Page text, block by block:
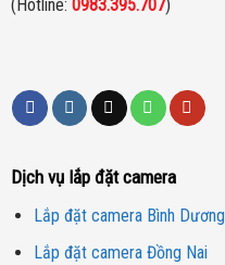
(Hotline: 0983.395.707)
Dịch vụ lắp đặt camera
Lắp đặt camera Bình Dương
Lắp đặt camera Đồng Nai